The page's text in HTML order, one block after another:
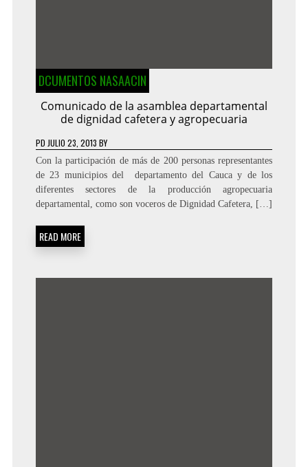
DCUMENTOS NASAACIN
Comunicado de la asamblea departamental
de dignidad cafetera y agropecuaria
PD JULIO 23, 2013 BY
Con la participación de más de 200 personas representantes
de 23 municipios del departamento del Cauca y de los
diferentes sectores de la producción agropecuaria
departamental, como son voceros de Dignidad Cafetera, […]
READ MORE